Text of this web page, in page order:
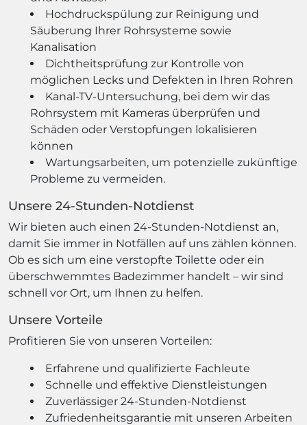
Hochdruckspülung zur Reinigung und
Säuberung Ihrer Rohrsysteme sowie
Kanalisation
Dichtheitsprüfung zur Kontrolle von
möglichen Lecks und Defekten in Ihren Rohren
Kanal-TV-Untersuchung, bei dem wir das
Rohrsystem mit Kameras überprüfen und
Schäden oder Verstopfungen lokalisieren
können
Wartungsarbeiten, um potenzielle zukünftige
Probleme zu vermeiden.
Unsere 24-Stunden-Notdienst
Wir bieten auch einen 24-Stunden-Notdienst an,
damit Sie immer in Notfällen auf uns zählen können.
Ob es sich um eine verstopfte Toilette oder ein
überschwemmtes Badezimmer handelt – wir sind
schnell vor Ort, um Ihnen zu helfen.
Unsere Vorteile
Profitieren Sie von unseren Vorteilen:
Erfahrene und qualifizierte Fachleute
Schnelle und effektive Dienstleistungen
Zuverlässiger 24-Stunden-Notdienst
Zufriedenheitsgarantie mit unseren Arbeiten